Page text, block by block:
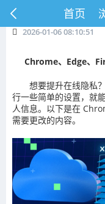
首页
2026-01-06 08:10:51
Chrome、Edge、
想要提升在线隐私
行一些简单的设置，就
人信息。以下是在
需要更改的内容。